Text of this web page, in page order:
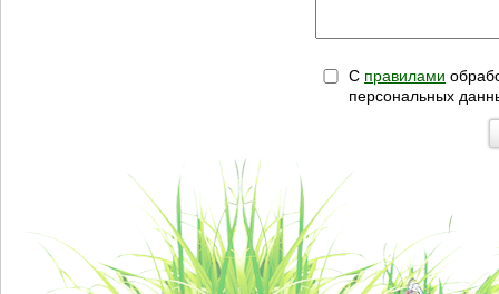
С правилами
персональных